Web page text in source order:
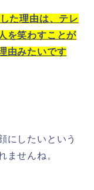
た理由は、テレ
を笑わすことが
由みたいです
にしたいという
ませんね。